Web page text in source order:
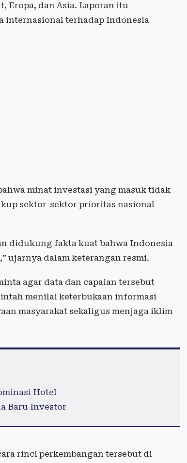
Eropa, dan Asia. Laporan itu
internasional terhadap Indonesia
minat investasi yang masuk tidak
sektor-sektor prioritas nasional
didukung fakta kuat bahwa Indonesia
ujarnya dalam keterangan resmi.
agar data dan capaian tersebut
menilai keterbukaan informasi
masyarakat sekaligus menjaga iklim
Hotel
Baru Investor
rinci perkembangan tersebut di